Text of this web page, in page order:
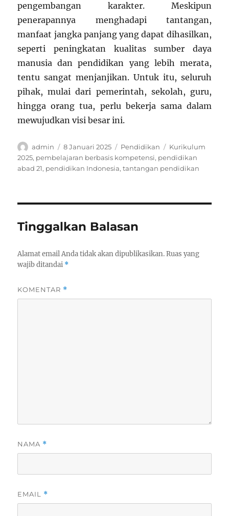
pengembangan karakter. Meskipun
penerapannya menghadapi tantangan,
manfaat jangka panjang yang dapat dihasilkan,
seperti peningkatan kualitas sumber daya
manusia dan pendidikan yang lebih merata,
tentu sangat menjanjikan. Untuk itu, seluruh
pihak, mulai dari pemerintah, sekolah, guru,
hingga orang tua, perlu bekerja sama dalam
mewujudkan visi besar ini.
Author
admin
Posted
on
8 Januari 2025 Categories
Pendidikan Tags
Kurikulum
2025, pembelajaran berbasis kompetensi, pendidikan
abad 21, pendidikan Indonesia,tantangan pendidikan
Tinggalkan Balasan
Alamat email Anda tidak akan dipublikasikan. Ruas yang
wajib ditandai *
KOMENTAR *
NAMA *
EMAIL *